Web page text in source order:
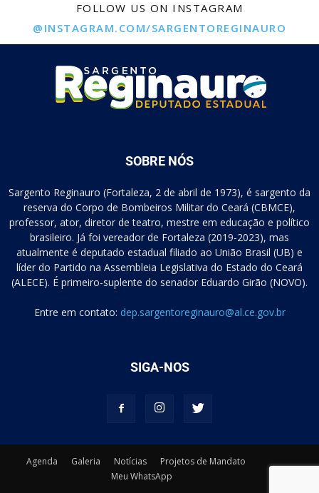
FOLLOW US ON INSTAGRAM
@INSTAGRAM.COM/SARGENTOREGINAURO
SOBRE NÓS
Sargento Reginauro (Fortaleza, 2 de abril de 1973), é sargento da
reserva do Corpo de Bombeiros Militar do Ceará (CBMCE),
professor, ator, diretor de teatro, mestre em educação e político
brasileiro. Já foi vereador de Fortaleza (2019-2023), mas
atualmente é deputado estadual filiado ao União Brasil (UB) e
líder do Partido na Assembleia Legislativa do Estado do Ceará
(ALECE). É primeiro-suplente do senador Eduardo Girão (NOVO).
Entre em contato: dep.sargentoreginauro@al.ce.gov.br
SIGA-NOS
Agenda Galeria Notícias
Projetos de Mandato
Meu WhatsApp